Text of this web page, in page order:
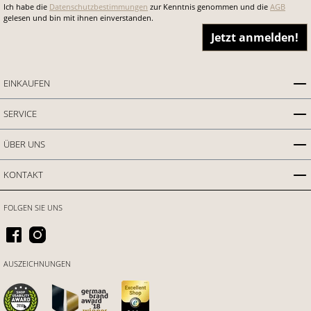
Ich habe die Datenschutzbestimmungen zur Kenntnis genommen und die AGB
gelesen und bin mit ihnen einverstanden.
Jetzt anmelden!
EINKAUFEN
SERVICE
ÜBER UNS
KONTAKT
FOLGEN SIE UNS
AUSZEICHNUNGEN